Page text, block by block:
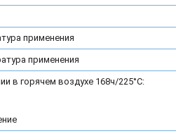
применения
применения
в горячем воздухе 168ч/225°С: